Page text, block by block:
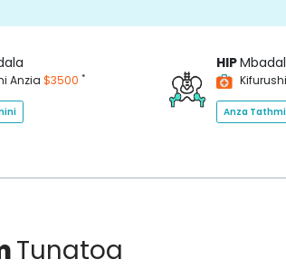
Anzia $3500 *
HIP
Anza
Tunatoa